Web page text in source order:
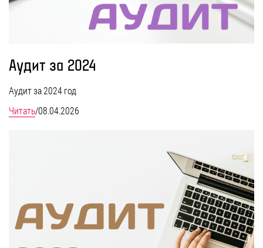
Аудит за 2024
Аудит за 2024 год
Читать/08.04.2026